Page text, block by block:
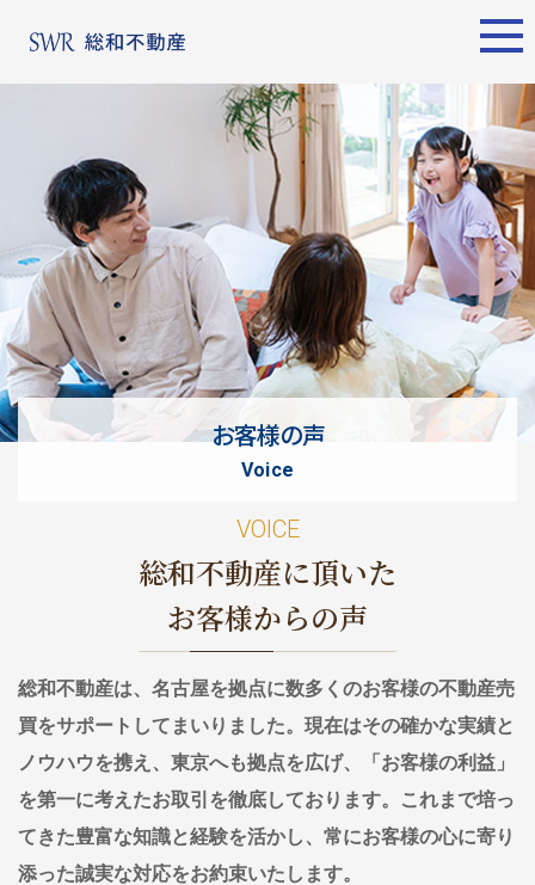
名古屋エリア
物件検索
物件一覧
東京エリア
物件検索
物件一覧
エリア別
名古屋エリア
不動産売却
について
購入希望者
情報一覧
について
購入希望者
情報一覧
売却サポート
シーンごとの売却
売り方のメリット・デメ
リット
買い替えの流れ
売却実績
戸建てを高く売るための
お客様の声
voice
VOICE
総和不動産に頂いた
お客様からの声
総和不動産は、名古屋を拠点に数多くのお客様の不動産売
買をサポートしてまいりました。現在はその確かな実績と
ノウハウを携え、東京へも拠点を広げ、「お客様の利益」
を第一に考えたお取引を徹底しております。これまで培っ
てきた豊富な知識と経験を活かし、常にお客様の心に寄り
添った誠実な対応をお約束いたします。